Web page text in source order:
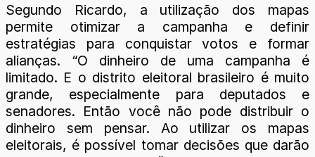
Segundo Ricardo, a utilização dos mapas
permite otimizar a campanha e definir
estratégias para conquistar votos e formar
alianças. “O dinheiro de uma campanha é
limitado. E o distrito eleitoral brasileiro é muito
grande, especialmente para deputados e
senadores. Então você não pode distribuir o
dinheiro sem pensar. Ao utilizar os mapas
eleitorais, é possível tomar decisões que darão